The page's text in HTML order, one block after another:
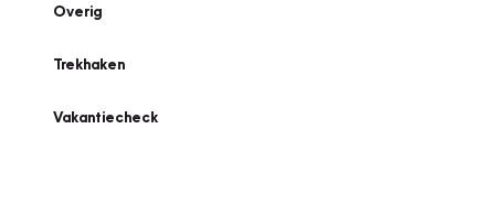
Overig
Trekhaken
Vakantiecheck